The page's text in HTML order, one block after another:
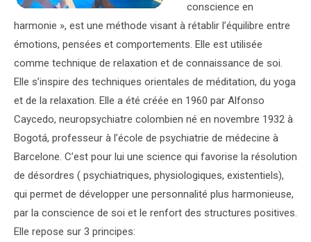
conscience en
harmonie », est une méthode visant à rétablir l’équilibre entre
émotions, pensées et comportements. Elle est utilisée
comme technique de relaxation et de connaissance de soi.
Elle s’inspire des techniques orientales de méditation, du yoga
et de la relaxation. Elle a été créée en 1960 par Alfonso
Caycedo, neuropsychiatre colombien né en novembre 1932 à
Bogotá, professeur à l’école de psychiatrie de médecine à
Barcelone. C’est pour lui une science qui favorise la résolution
de désordres ( psychiatriques, physiologiques, existentiels),
qui permet de développer une personnalité plus harmonieuse,
par la conscience de soi et le renfort des structures positives.
Elle repose sur 3 principes: